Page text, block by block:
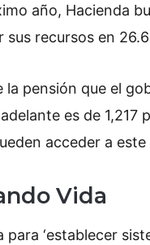
año, Hacienda
sus recursos en
la pensión que el
es de
acceder a
Vida
para ‘establecer